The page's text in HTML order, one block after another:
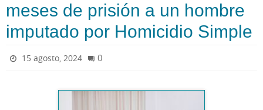
meses de prisión a un hombre
imputado por Homicidio Simple
15 agosto, 2024 0